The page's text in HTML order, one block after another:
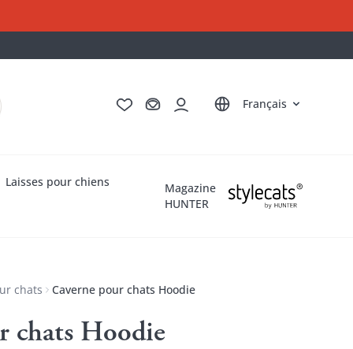
Deutsch
English
Italiano
Nederlands
Français
Laisses pour chiens
Magazine
HUNTER
chats Caverne pour chats Hoodie
chats Hoodie